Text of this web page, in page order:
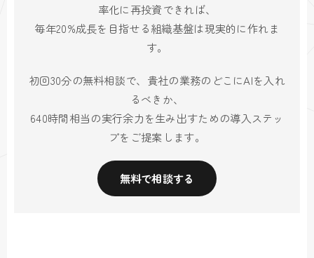
率化に再投資できれば、
毎年20%成長を目指せる組織基盤は現実的に作れま
す。
初回30分の無料相談で、貴社の業務のどこにAIを入れ
るべきか、
640時間相当の実行余力を生み出すための導入ステッ
プをご提案します。
無料で相談する